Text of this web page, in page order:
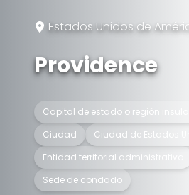
Estados Unidos de
Providence
Capital de estado o región
Ciudad
Ciudad de Estados
Entidad territorial administrativa
Sede de condado